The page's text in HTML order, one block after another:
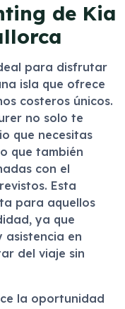
de Kia
para disfrutar
isla que ofrece
costeros únicos.
no solo te
que necesitas
que también
con el
Esta
para aquellos
ya que
asistencia en
del viaje sin
la oportunidad